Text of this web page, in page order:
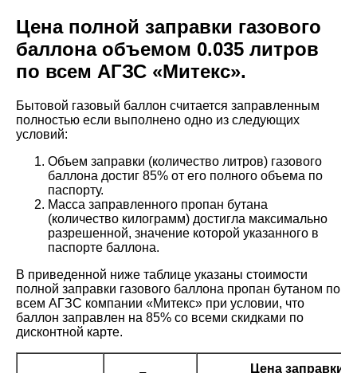
Цена полной заправки газового
баллона объемом 0.035 литров
по всем АГЗС «Митекс».
Бытовой газовый баллон считается заправленным
полностью если выполнено одно из следующих
условий:
Объем заправки (количество литров) газового
баллона достиг 85% от его полного объема по
паспорту.
Масса заправленного пропан бутана
(количество килограмм) достигла максимально
разрешенной, значение которой указанного в
паспорте баллона.
В приведенной ниже таблице указаны стоимости
полной заправки газового баллона пропан бутаном по
всем АГЗС компании «Митекс» при условии, что
баллон заправлен на 85% со всеми скидками по
дисконтной карте.
Цена заправки